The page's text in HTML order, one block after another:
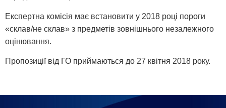
Експертна комісія має встановити у 2018 році пороги
«склав/не склав» з предметів зовнішнього незалежного
оцінювання.
Пропозиції від ГО приймаються до 27 квітня 2018 року.